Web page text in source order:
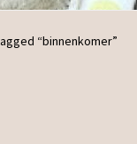
“binnenkomer”